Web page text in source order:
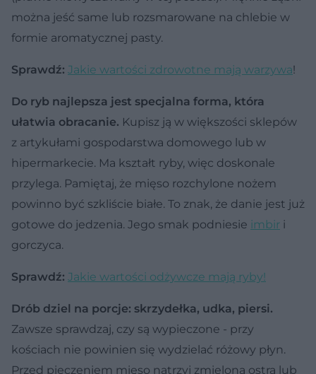
można jeść same lub rozsmarowane na chlebie w
formie aromatycznej pasty.
Sprawdź: Jakie wartości zdrowotne mają warzywa!
Do ryb najlepsza jest specjalna forma, która
ułatwia obracanie. Kupisz ją w większości sklepów
z artykułami gospodarstwa domowego lub w
hipermarkecie. Ma kształt ryby, więc doskonale
przylega. Pamiętaj, że mięso rozchylone nożem
powinno być szkliście białe. To znak, że danie jest już
gotowe do jedzenia. Jego smak podniesie imbir i
gorczyca.
Sprawdź: Jakie wartości odżywcze mają ryby!
Drób dziel na porcje: skrzydełka, udka, piersi.
Zawsze sprawdzaj, czy są wypieczone - przy
kościach nie powinien się wydzielać różowy płyn.
Przed pieczeniem mięso natrzyj zmieloną ostrą lub